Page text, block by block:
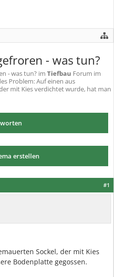
- was tun?
- was tun? im Tiefbau Forum im
Problem: Auf einen aus
mit Kies verdichtet wurde, hat man
erstellen
#1
Sockel, der mit Kies
Bodenplatte gegossen.